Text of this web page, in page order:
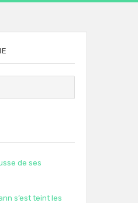
de ses
s’est teint les